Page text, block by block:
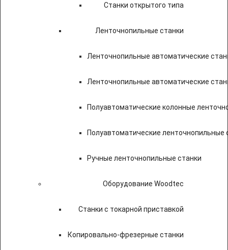
Станки открытого типа
Ленточнопильные станки
Ленточнопильные автоматические
Ленточнопильные автоматические
Полуавтоматические колонные
Полуавтоматические ленточнопильные
Ручные ленточнопильные станки
Оборудование Woodtec
Станки с токарной приставкой
Копировально-фрезерные станки